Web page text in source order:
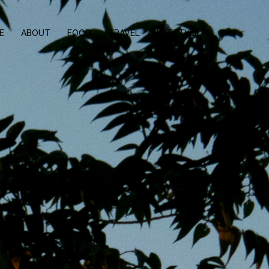
ABOUT FOOD TRAVEL LIFESTYLE